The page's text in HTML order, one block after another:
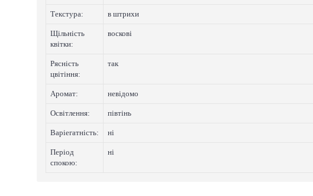
Текстура: в штрихи
Щільність
квітки:
восковi
Рясність
цвітіння:
так
Аромат: невідомо
Освітлення: півтінь
Варіегатнicть: нi
Період
спокою:
нi